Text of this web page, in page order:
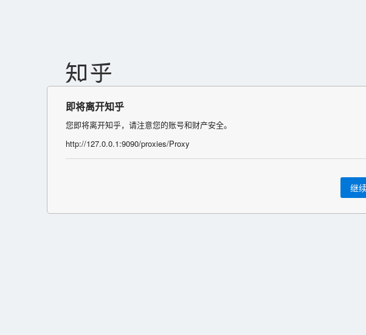
即将离开知乎
您即将离开知乎，请注意您的账号和财产安全。
http://127.0.0.1:9090/proxies/Proxy
继